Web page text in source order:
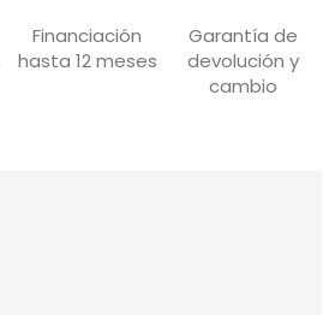
Financiación
hasta 12 meses
Garantía de
devolución y
cambio